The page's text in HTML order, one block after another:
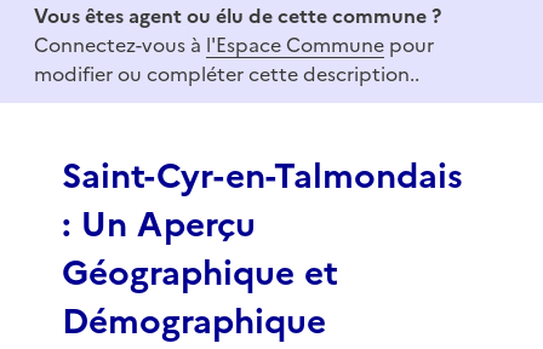
f
Vous êtes agent ou élu de cette commune ?
Connectez-vous à l'Espace Commune pour
modifier ou compléter cette description..
Saint-Cyr-en-Talmondais
: Un Aperçu
Géographique et
Démographique